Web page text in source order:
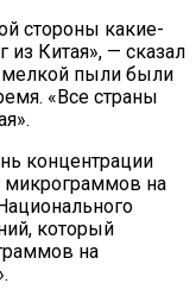
стороны какие-
из Китая», — сказал
мелкой пыли были
«Все страны
концентрации
микрограммов на
который
на